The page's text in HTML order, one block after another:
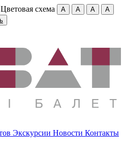
Цветовая схема A A A
A
Экскурсии Новости Контакты